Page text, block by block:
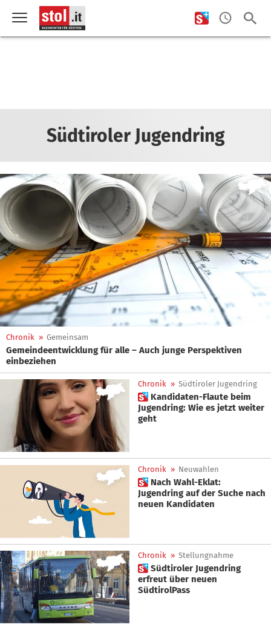
Südtiroler Jugendring
Chronik » Gemeinsam
Gemeindeentwicklung für alle – Auch junge Perspektiven
einbeziehen
Chronik » Südtiroler Jugendring
 Kandidaten-Flaute beim
Jugendring: Wie es jetzt weiter
geht
Chronik » Neuwahlen
 Nach Wahl-Eklat:
Jugendring auf der Suche nach
neuen Kandidaten
Chronik » Stellungnahme
 Südtiroler Jugendring
erfreut über neuen
SüdtirolPass